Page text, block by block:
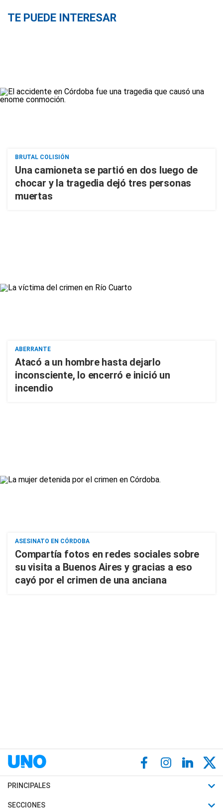
TE PUEDE INTERESAR
BRUTAL COLISIÓN
Una camioneta se partió en dos luego de
chocar y la tragedia dejó tres personas
muertas
ABERRANTE
Atacó a un hombre hasta dejarlo
inconsciente, lo encerró e inició un
incendio
ASESINATO EN CÓRDOBA
Compartía fotos en redes sociales sobre
su visita a Buenos Aires y gracias a eso
cayó por el crimen de una anciana
PRINCIPALES
Últimas Noticias
SECCIONES